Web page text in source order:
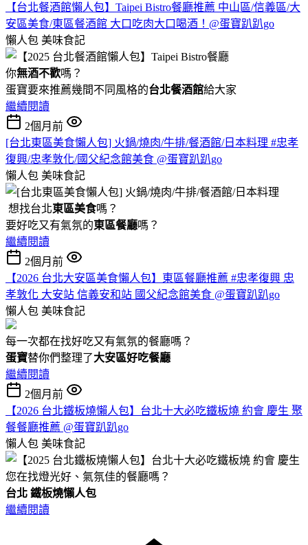
【台北餐酒館懶人包】Taipei Bistro餐廳推薦 中山區/信義區/大
安區美食/東區餐酒館 大口吃肉大口喝酒！@蛋寶趴趴go
懶人包 美味食記
你無酒不歡嗎？
蛋寶要來推薦幾間不同風格的台北餐酒館給大家
繼續閱讀
2個月前
[台北東區美食懶人包] 火鍋/燒肉/牛排/餐酒館/日本料理 #忠孝
復興/忠孝敦化/國父紀念館美食 @蛋寶趴趴go
懶人包 美味食記
想找台北東區美食嗎？
要好吃又有氣氛的東區餐廳嗎？
繼續閱讀
2個月前
【2026 台北大安區美食懶人包】東區餐廳推薦 #忠孝復興 忠
孝敦化 大安站 信義安和站 國父紀念館美食 @蛋寶趴趴go
懶人包 美味食記
每一次都在找好吃又有氣氛的餐廳嗎？
蛋寶替你們整理了大安區好吃餐廳
繼續閱讀
2個月前
【2026 台北鐵板燒懶人包】台北十大必吃鐵板燒 約會 慶生 聚
餐餐廳推薦 @蛋寶趴趴go
懶人包 美味食記
您在找燈光好、氣氛佳的餐廳嗎？
台北 鐵板燒懶人包
繼續閱讀